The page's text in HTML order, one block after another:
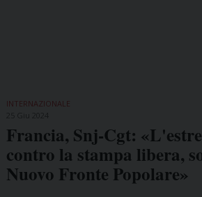
INTERNAZIONALE
Francia, Snj-Cgt:
contro la stampa libera,
Nuovo Fronte Popolare»